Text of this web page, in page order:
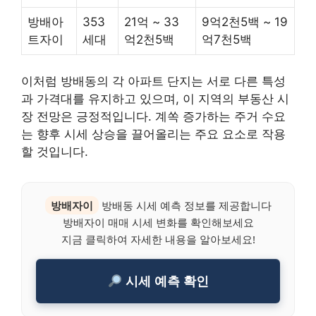
방배아
트자이
353
세대
21억 ~ 33
억2천5백
9억2천5백 ~ 19
억7천5백
이처럼 방배동의 각 아파트 단지는 서로 다른 특성
과 가격대를 유지하고 있으며, 이 지역의 부동산 시
장 전망은 긍정적입니다. 계쏙 증가하는 주거 수요
는 향후 시세 상승을 끌어올리는 주요 요소로 작용
할 것입니다.
방배자이
방배동 시세 예측 정보를 제공합니다
방배자이 매매 시세 변화를 확인해보세요
지금 클릭하여 자세한 내용을 알아보세요!
시세 예측 확인